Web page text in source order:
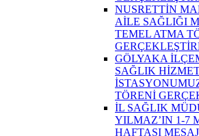
NUSRETTİN
AİLE SAĞLIĞI
TEMEL ATMA
GÖLYAKA
SAĞLIK
TÖRENİ
İL SAĞLIK
YILMAZ’IN 1-7
HAFTASI